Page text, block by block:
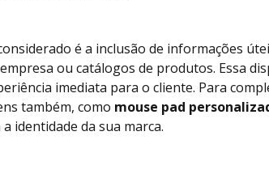
é a inclusão de informações
ou catálogos de produtos. Essa
imediata para o cliente. Para
também, como mouse pad
identidade da sua marca.